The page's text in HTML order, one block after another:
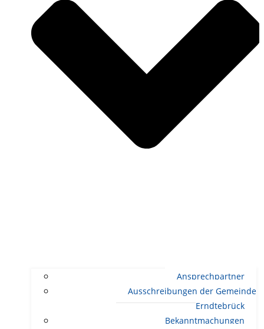
Ansprechpartner
Ausschreibungen der Gemeinde
Erndtebrück
Bekanntmachungen